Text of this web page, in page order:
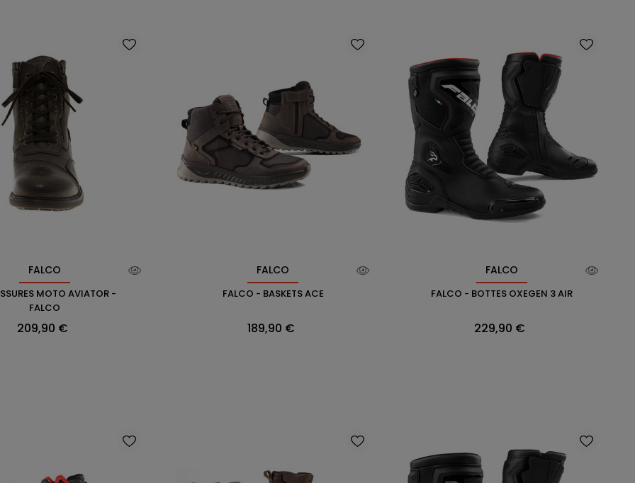
FALCO
MOTO AVIATOR -
FALCO
Prix
209,90 €
FALCO
FALCO - BASKETS ACE
Prix
189,90 €
FALCO
FALCO - BOTTES OXEGEN 3 AIR
Prix
229,90 €